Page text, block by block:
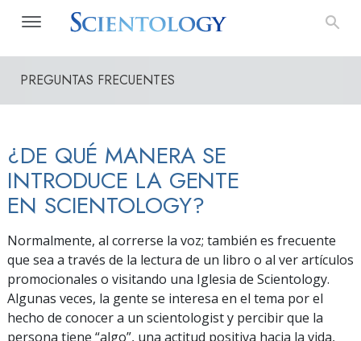
PREGUNTAS FRECUENTES
¿DE QUÉ MANERA SE
INTRODUCE LA GENTE
EN SCIENTOLOGY?
Normalmente, al correrse la voz; también es frecuente
que sea a través de la lectura de un libro o al ver artículos
promocionales o visitando una Iglesia de Scientology.
Algunas veces, la gente se interesa en el tema por el
hecho de conocer a un scientologist y percibir que la
persona tiene “algo”, una actitud positiva hacia la vida,